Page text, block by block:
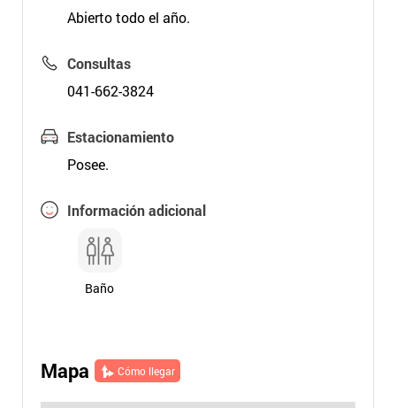
Abierto todo el año.
Consultas
041-662-3824
Estacionamiento
Posee.
Información adicional
Baño
Mapa Cómo llegar